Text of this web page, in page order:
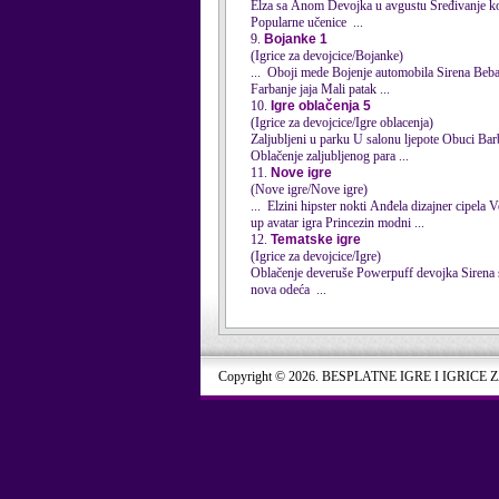
Popularne učenice ...
9. Bojanke 1
(Igrice za devojcice/Bojanke)
... Oboji mede Bojenje automobila Sirena
Farbanje jaja Mali patak ...
10. Igre oblačenja 5
(Igrice za devojcice/Igre oblacenja)
Oblačenje zaljubljenog para ...
11. Nove igre
(Nove igre/Nove igre)
up avatar igra Princezin modni ...
12. Tematske igre
(Igrice za devojcice/Igre)
Oblačenje deveruše Powerpuff devojka Sirena
nova odeća ...
Copyright © 2026. BESPLATNE IGRE I IGRICE